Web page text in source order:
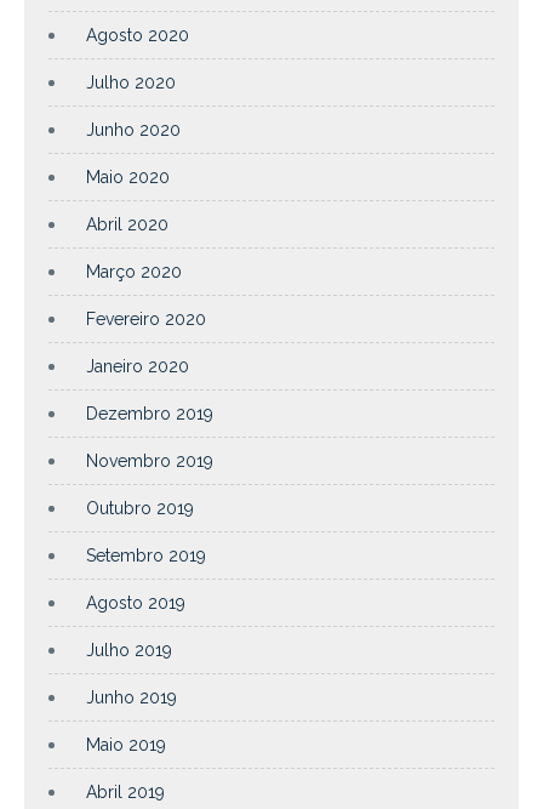
Agosto 2020
Julho 2020
Junho 2020
Maio 2020
Abril 2020
Março 2020
Fevereiro 2020
Janeiro 2020
Dezembro 2019
Novembro 2019
Outubro 2019
Setembro 2019
Agosto 2019
Julho 2019
Junho 2019
Maio 2019
Abril 2019